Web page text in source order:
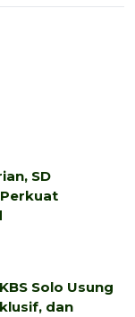
SD
Solo Usung
dan